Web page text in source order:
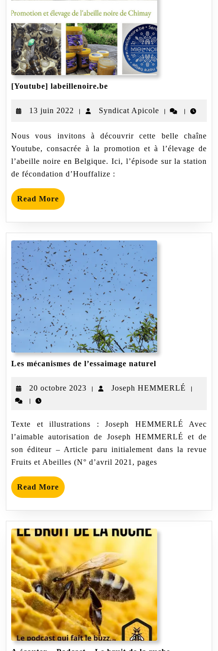
[Youtube] labeillenoire.be
13 juin 2022
13
2022
| Syndicat Apicole
Syndicat
| |
Nous vous invitons à découvrir cette belle chaîne
Youtube, consacrée à la promotion et à l’élevage de
l’abeille noire en Belgique. Ici, l’épisode sur la station
de fécondation d’Houffalize :
Read More Read
More
Les mécanismes de l’essaimage naturel
l’essaimage
20 octobre 2023
20
| Joseph HEMMERLÉ
Joseph
|
|
Texte et illustrations : Joseph HEMMERLÉ Avec
l’aimable autorisation de Joseph HEMMERLÉ et de
son éditeur – Article paru initialement dans la revue
Fruits et Abeilles (N° d’avril 2021, pages
Read More Read
More